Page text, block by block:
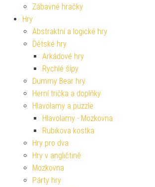
Zábavné hračky
Hry
Abstraktní a logické hry
Dětské hry
Arkádové hry
Rychlé šípy
Dummy Bear hry
Herní trička a doplňky
Hlavolamy a puzzle
Hlavolamy - Mozkovna
Rubikova kostka
Hry pro dva
Hry v angličtině
Mozkovna
Párty hry